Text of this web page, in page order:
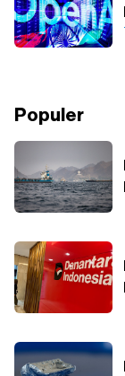
Populer